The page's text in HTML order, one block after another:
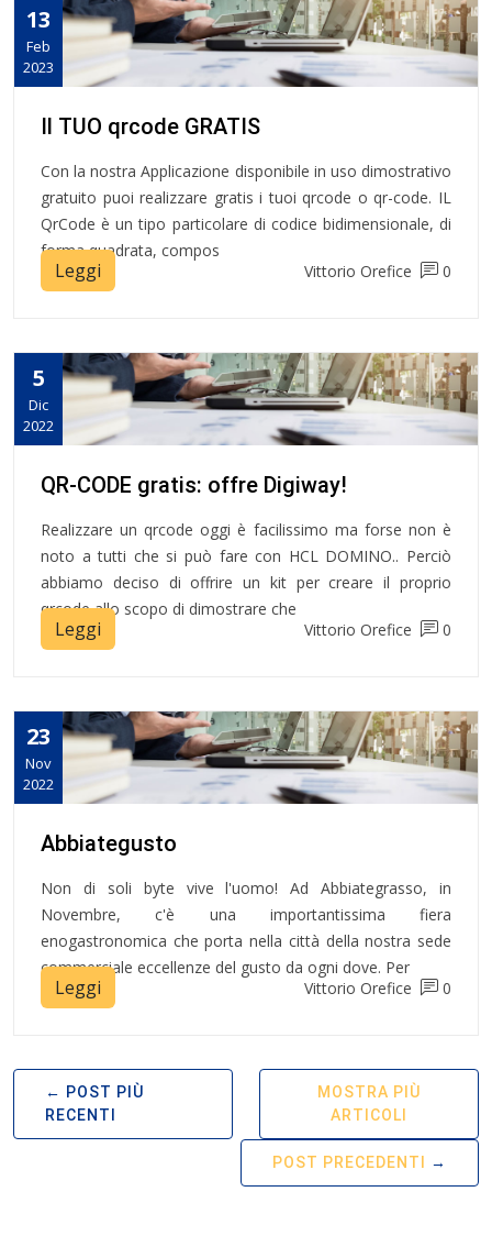
13
Feb
2023
Il TUO qrcode GRATIS
Con la nostra Applicazione disponibile in uso dimostrativo
gratuito puoi realizzare gratis i tuoi qrcode o qr-code. IL
QrCode è un tipo particolare di codice bidimensionale, di
forma quadrata, compos
Leggi Vittorio Orefice 0
5
Dic
2022
QR-CODE gratis: offre Digiway!
Realizzare un qrcode oggi è facilissimo ma forse non è
noto a tutti che si può fare con HCL DOMINO.. Perciò
abbiamo deciso di offrire un kit per creare il proprio
qrcode allo scopo di dimostrare che
Leggi Vittorio Orefice 0
23
Nov
2022
Abbiategusto
Non di soli byte vive l'uomo! Ad Abbiategrasso, in
Novembre, c'è una importantissima fiera
enogastronomica che porta nella città della nostra sede
commerciale eccellenze del gusto da ogni dove. Per
Leggi Vittorio Orefice 0
POST PIÙ
RECENTI
MOSTRA PIÙ
ARTICOLI
POST PRECEDENTI